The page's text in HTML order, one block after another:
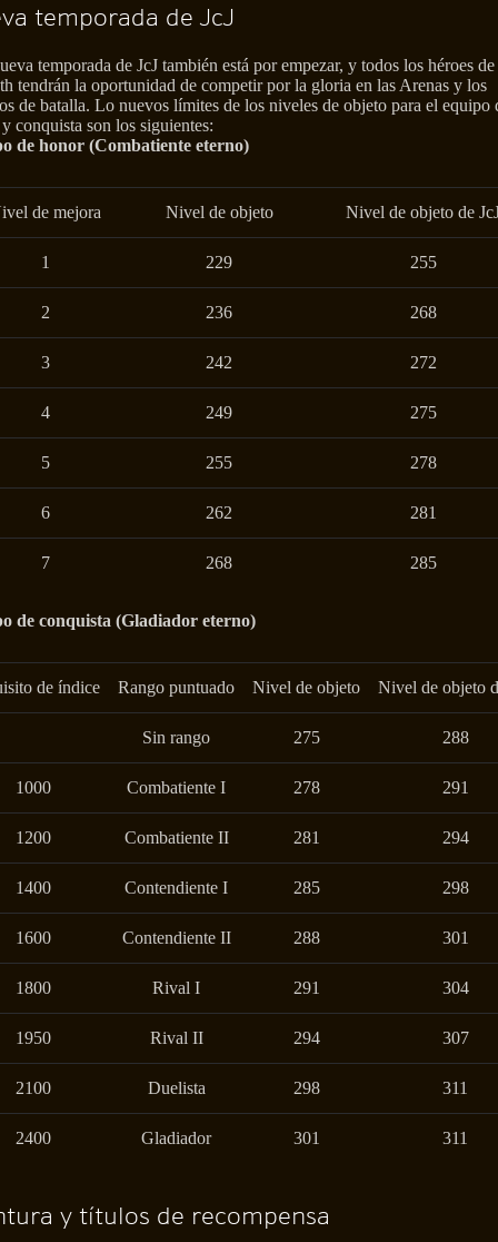
temporada de JcJ
temporada de JcJ también está por empezar, y todos los héroes de
tendrán la oportunidad de competir por la gloria en las Arenas y los
de batalla. Lo nuevos límites de los niveles de objeto para el equipo
conquista son los siguientes:
de honor (Combatiente eterno)
de mejora Nivel de objeto Nivel de objeto de
1 229 255
2 236 268
3 242 272
4 249 275
5 255 278
6 262 281
7 268 285
de conquista (Gladiador eterno)
de índice Rango puntuado Nivel de objeto Nivel de objeto
Sin rango 275 288
1000 Combatiente I 278 291
1200 Combatiente II 281 294
1400 Contendiente I 285 298
1600 Contendiente II 288 301
1800 Rival I 291 304
1950 Rival II 294 307
2100 Duelista 298 311
2400 Gladiador 301 311
y títulos de recompensa